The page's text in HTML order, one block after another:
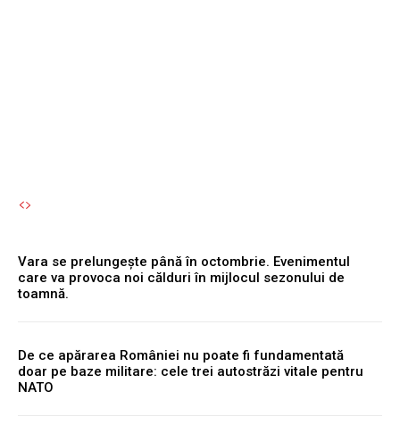
Vara se prelungește până în octombrie. Evenimentul
care va provoca noi călduri în mijlocul sezonului de
toamnă.
De ce apărarea României nu poate fi fundamentată
doar pe baze militare: cele trei autostrăzi vitale pentru
NATO